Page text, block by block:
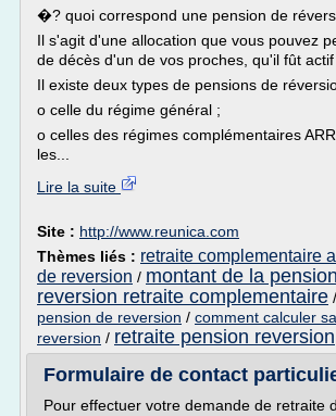
�? quoi correspond une pension de
Il s'agit d'une allocation que vous pouvez
de décès d'un de vos proches, qu'il fût actif
Il existe deux types de pensions de
o celle du régime général ;
o celles des régimes complémentaires
les...
Lire la suite
Site : http://www.reunica.com
Thèmes liés : retraite complementaire
de reversion / montant de la
reversion retraite complementaire /
pension de reversion / comment calculer
reversion / retraite pension reversion
Formulaire de contact
Pour effectuer votre demande de retraite